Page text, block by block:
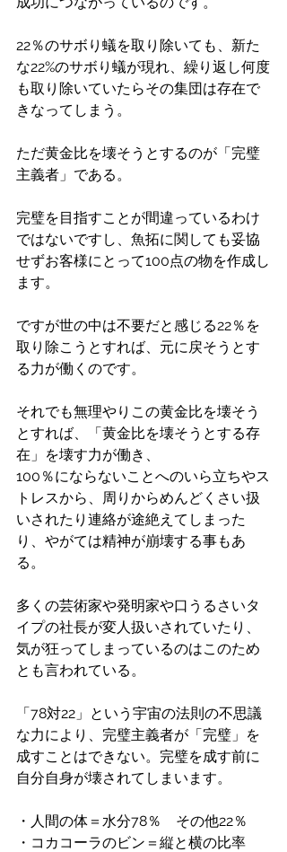
22％のサボり蟻を取り除いても、新た
な22%のサボり蟻が現れ、繰り返し何度
も取り除いていたらその集団は存在で
きなってしまう。
ただ黄金比を壊そうとするのが「完璧
主義者」である。
完璧を目指すことが間違っているわけ
ではないですし、魚拓に関しても妥協
せずお客様にとって100点の物を作成し
ます。
ですが世の中は不要だと感じる22％を
取り除こうとすれば、元に戻そうとす
る力が働くのです。
それでも無理やりこの黄金比を壊そう
とすれば、「黄金比を壊そうとする存
在」を壊す力が働き、
100％にならないことへのいら立ちやス
トレスから、周りからめんどくさい扱
いされたり連絡が途絶えてしまった
り、やがては精神が崩壊する事もあ
る。
多くの芸術家や発明家や口うるさいタ
イプの社長が変人扱いされていたり、
気が狂ってしまっているのはこのため
とも言われている。
「78対22」という宇宙の法則の不思議
な力により、完璧主義者が「完璧」を
成すことはできない。完璧を成す前に
自分自身が壊されてしまいます。
・人間の体＝水分78％　その他22％
・コカコーラのビン＝縦と横の比率